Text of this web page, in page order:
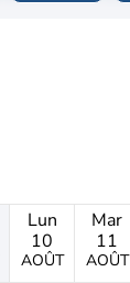
Lun
10
AOÛT
Mar
11
AOÛT